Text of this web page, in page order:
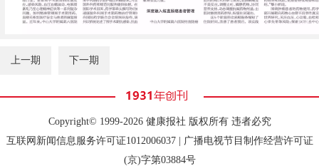
上一期 下一期
Copyright© 1999-2026 健康报社 版权所有 违者必究
互联网新闻信息服务许可证1012006037 | 广播电视节目制作经营许可证
(京)字第03884号